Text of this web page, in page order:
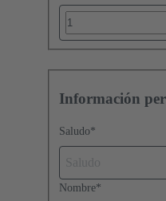
Información
Saludo*
Nombre*